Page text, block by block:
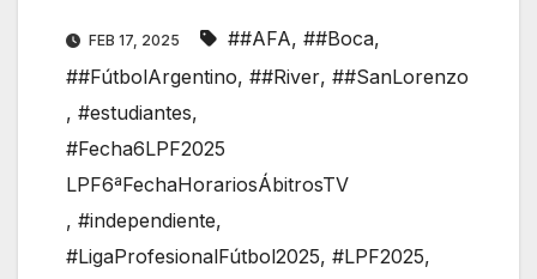
FEB 17, 2025 ##AFA, ##Boca,
##FútbolArgentino, ##River, ##SanLorenzo
, #estudiantes,
#Fecha6LPF2025
LPF6ªFechaHorariosÁbitrosTV
, #independiente,
#LigaProfesionalFútbol2025, #LPF2025,